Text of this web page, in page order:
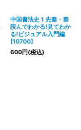
中国書法史 1 先秦・秦
読んでわかる!見てわか
る!ビジュアル入門編
[10700]
600円(税込)